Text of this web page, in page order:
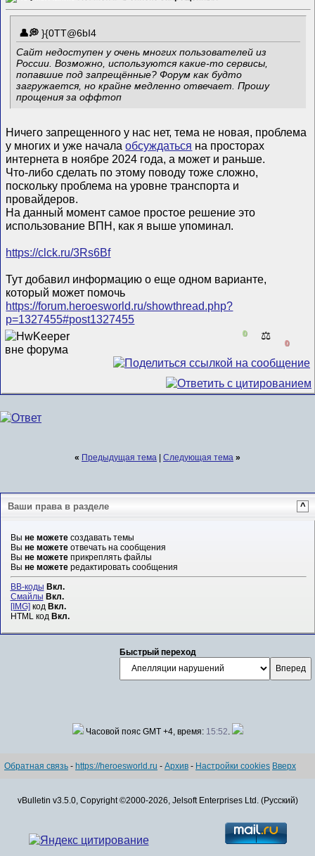
}{0TT@6bI4
Сайт недоступен у очень многих пользователей из
России. Возможно, используются какие-то сервисы,
попавшие под запрещённые? Форум как будто
загружается, но крайне медленно отвечает. Прошу
прощения за оффтоп
Ничего запрещенного у нас нет, тема не новая, проблема
у многих и уже началаобсуждаться на просторах
интернета в ноябре 2024 года, а может и раньше.
Что-либо сделать по этому поводу тоже сложно,
поскольку проблема на уровне транспорта и
провайдеров.
На данный момент самое простое решение это
использование ВПН, как я выше упоминал.
https://clck.ru/3Rs6Bf
Тут добавил информацию о еще одном варианте,
который может помочь
https://forum.heroesworld.ru/showthread.php?
p=1327455#post1327455
0 ⚖️
0
« Предыдущая тема Следующая тема »
Ваши права в разделе ^
Вы не можетесоздавать темы
Вы не можетеотвечать на сообщения
Вы не можетеприкреплять файлы
Вы не можетередактировать сообщения
BB-коды Вкл.
Смайлы Вкл.
[IMG]код Вкл.
HTML код Вкл.
Быстрый переход
Часовой пояс GMT +4, время: 15:52.
Обратная связь - https://heroesworld.ru - Архив - Настройки cookies Вверх
vBulletin v3.5.0, Copyright ©2000-2026, Jelsoft Enterprises Ltd. (Русский)